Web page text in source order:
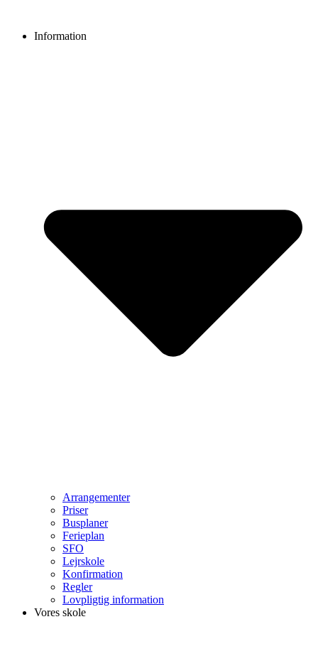
indholdInformation
Arrangementer
Priser
Busplaner
Ferieplan
SFO
Lejrskole
Konfirmation
Regler
Lovpligtig information
Vores skole